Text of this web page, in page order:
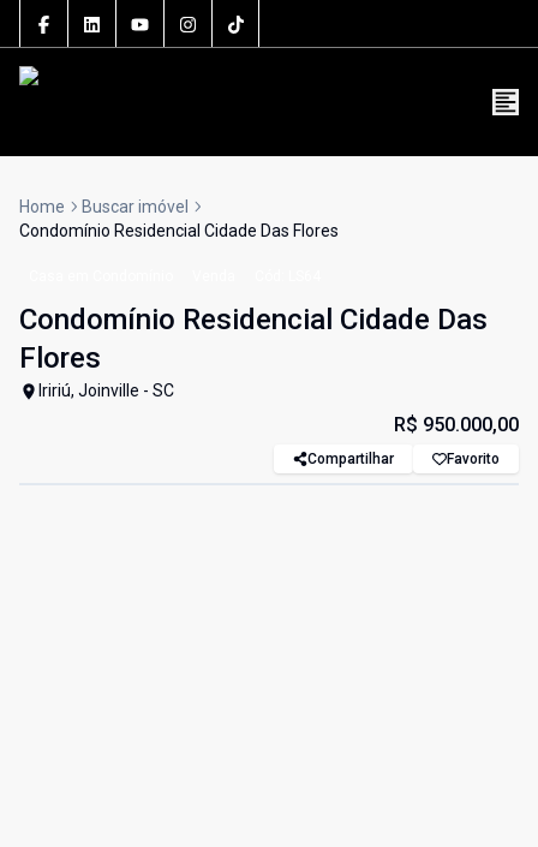
Home
Buscar imóvel
Condomínio Residencial Cidade Das Flores
Condomínio Residencial Cidade Das
Flores
Iririú, Joinville - SC
R$ 950.000,00
Compartilhar Favorito